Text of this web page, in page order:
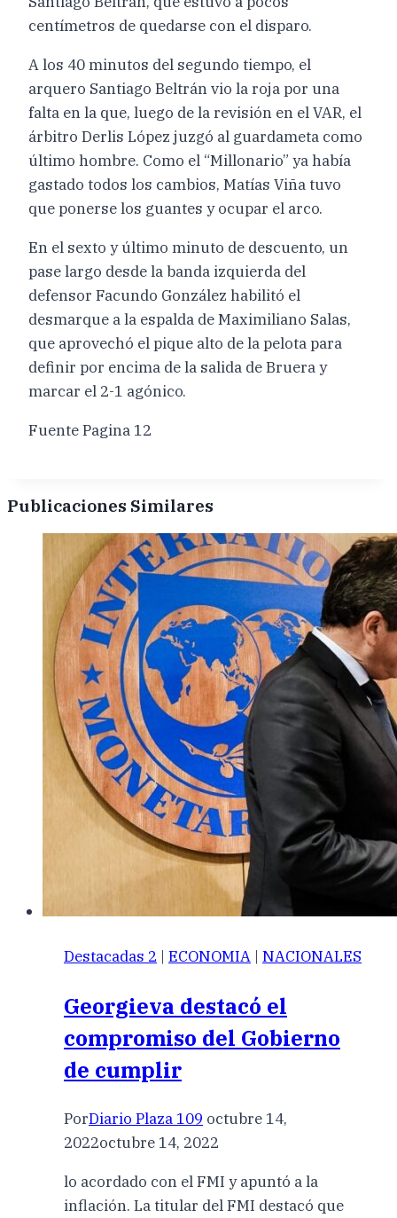
centímetros de quedarse con el disparo.
A los 40 minutos del segundo tiempo, el
arquero Santiago Beltrán vio la roja por una
falta en la que, luego de la revisión en el VAR, el
árbitro Derlis López juzgó al guardameta como
último hombre. Como el “Millonario” ya había
gastado todos los cambios, Matías Viña tuvo
que ponerse los guantes y ocupar el arco.
En el sexto y último minuto de descuento, un
pase largo desde la banda izquierda del
defensor Facundo González habilitó el
desmarque a la espalda de Maximiliano Salas,
que aprovechó el pique alto de la pelota para
definir por encima de la salida de Bruera y
marcar el 2-1 agónico.
Fuente Pagina 12
Publicaciones Similares
Destacadas 2 | ECONOMIA | NACIONALES
Georgieva destacó el
compromiso del Gobierno
de cumplir
PorDiario Plaza 109 octubre 14,
2022octubre 14, 2022
lo acordado con el FMI y apuntó a la
inflación. La titular del FMI destacó que